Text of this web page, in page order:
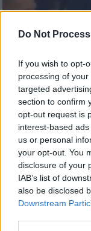
Do Not
If you wish to opt-
processing of
targeted
section to confirm
opt-out request is
interest-based
us or personal
your opt-out. You
disclosure of your
IAB’s list of
also be disclosed
Downstream
Οι οπαδοί της
ξανά, αυτή
στονΜάριο
αποχώρησε